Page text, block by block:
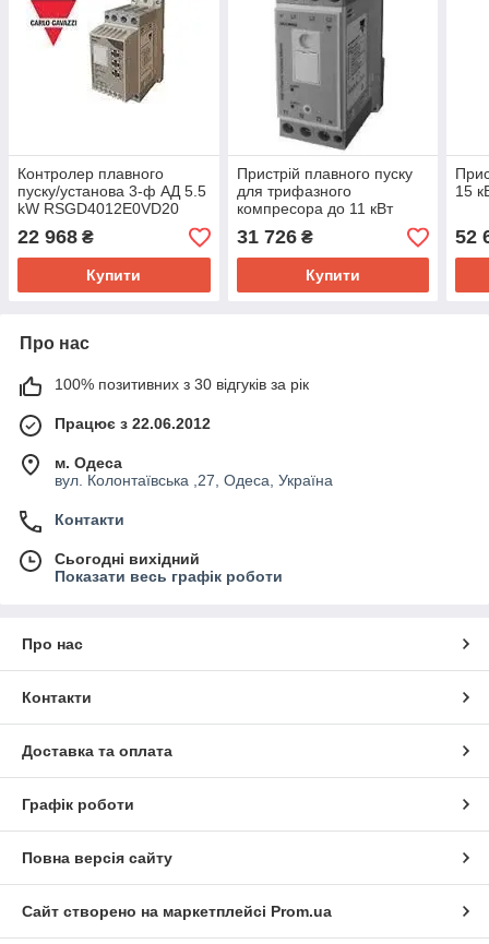
Контролер плавного
пуску/установа 3-ф АД 5.5
kW RSGD4012E0VD20
22 968 ₴
Купити
Пристрій плавного пуску
для трифазного
компресора до 11 кВт
31 726₴
Купити
15
52
Про нас
100% позитивних з 30 відгуків за рік
Працює з 22.06.2012
м. Одеса
вул. Колонтаївська ,27, Одеса, Україна
Контакти
Сьогодні вихідний
Показати весь графік роботи
Про нас
Контакти
Доставка та оплата
Графік роботи
Повна версія сайту
Сайт створено на маркетплейсі Prom.ua